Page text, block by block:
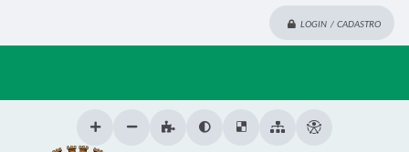
LOGIN / CADASTRO